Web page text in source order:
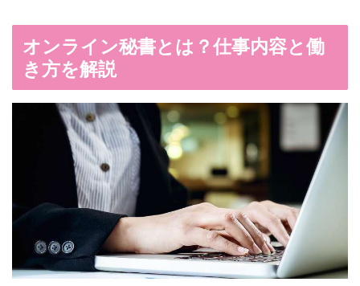
オンライン秘書とは？仕事内容と働
き方を解説